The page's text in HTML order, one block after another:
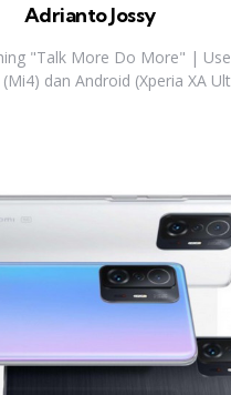
Adrianto Jossy
"Talk More Do More" |
dan Android (Xperia XA